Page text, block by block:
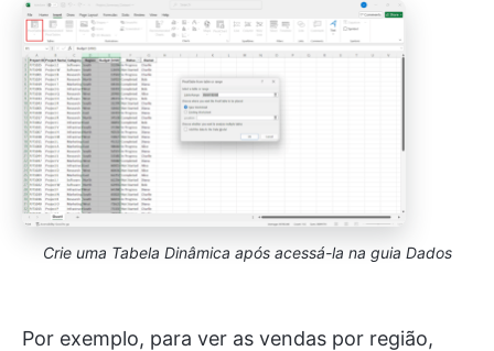
Crie uma Tabela Dinâmica após acessá-la na guia Dados
Por exemplo, para ver as vendas por região,